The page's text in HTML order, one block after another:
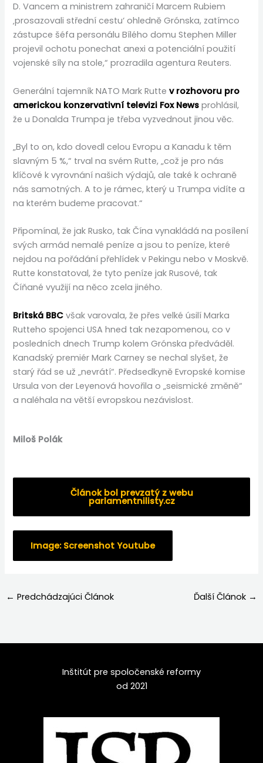
D. Vancem a ministrem zahraničí Marcem Rubiem
‚prosazovali střední cestu‘ ohledně Grónska, zatímco
zástupce šéfa personálu Bílého domu Stephen Miller
projevil ochotu ponechat anexi a potenciální použití
vojenské síly na stole,“ prozradila agentura Reuters.
Generální tajemník NATO Mark Ruttev rozhovoru pro
americkou konzervativní televizi Fox News prohlásil,
že u Donalda Trumpa je třeba vyzvednout jinou věc.
„Byl to on, kdo dovedl celou Evropu a Kanadu k těm
slavným 5 %,“ trval na svém Rutte, „což je pro nás
klíčové k vyrovnání našich výdajů, ale také k ochraně
nás samotných. A to je rámec, který u Trumpa vidíte a
na kterém budeme pracovat.“
Připomínal, že jak Rusko, tak Čína vynakládá na posílení
svých armád nemalé peníze a jsou to peníze, které
nejdou na pořádání přehlídek v Pekingu nebo v Moskvě.
Rutte konstatoval, že tyto peníze jak Rusové, tak
Číňané využijí na něco zcela jiného.
Britská BBC však varovala, že přes velké úsilí Marka
Rutteho spojenci USA hned tak nezapomenou, co v
posledních dnech Trump kolem Grónska předváděl.
Kanadský premiér Mark Carney se nechal slyšet, že
starý řád se už „nevrátí“. Předsedkyně Evropské komise
Ursula von der Leyenová hovořila o „seismické změně“
a naléhala na větší evropskou nezávislost.
Miloš Polák
Článok bol prevzatý z webu
parlamentnilisty.cz
Image: Screenshot Youtube
← Predchádzajúci Článok Ďalší Článok →
Inštitút pre spoločenské reformy
od 2021